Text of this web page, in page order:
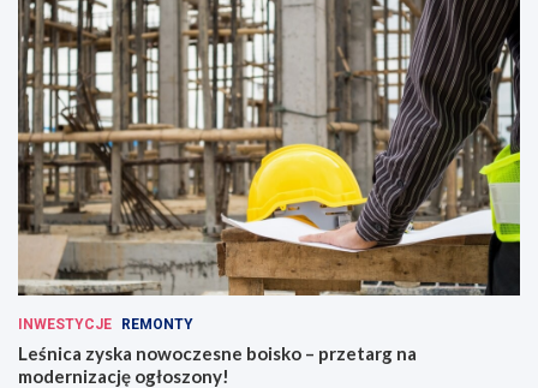
INWESTYCJE REMONTY
Leśnica zyska nowoczesne boisko – przetarg na
modernizację ogłoszony!